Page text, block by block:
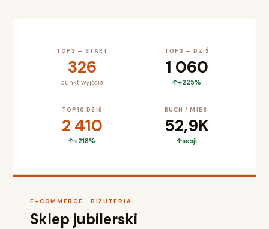
TOP3 — START
326
punkt wyjścia
TOP3 — DZIŚ
1 060
+225%
TOP10 DZIŚ
2 410
+218%
RUCH / MIES.
52,9K
sesji
E-COMMERCE · BIŻUTERIA
Sklep jubilerski